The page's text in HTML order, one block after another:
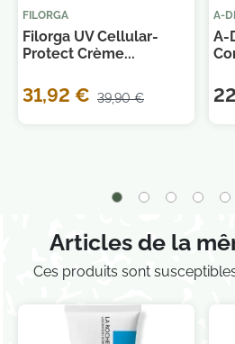
FILORGA
Filorga UV Cellular-
Protect Crème...
31,92 € 39,90 €
A-
A-
Articles de la
Ces produits sont